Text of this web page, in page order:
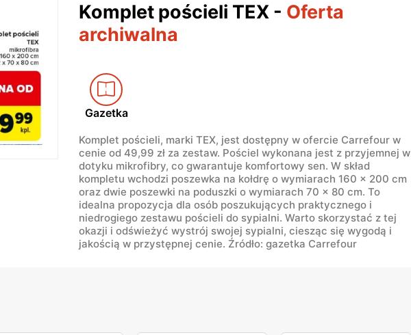
Komplet pościeli TEX - Oferta
archiwalna
Gazetka
Komplet pościeli, marki TEX, jest dostępny w ofercie Carrefour w
cenie od 49,99 zł za zestaw. Pościel wykonana jest z przyjemnej w
dotyku mikrofibry, co gwarantuje komfortowy sen. W skład
kompletu wchodzi poszewka na kołdrę o wymiarach 160 x 200 cm
oraz dwie poszewki na poduszki o wymiarach 70 x 80 cm. To
idealna propozycja dla osób poszukujących praktycznego i
niedrogiego zestawu pościeli do sypialni. Warto skorzystać z tej
okazji i odświeżyć wystrój swojej sypialni, ciesząc się wygodą i
jakością w przystępnej cenie. Źródło: gazetka Carrefour